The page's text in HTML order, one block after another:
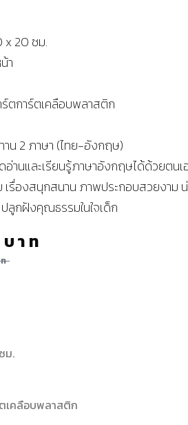
x 20 ซม.
า
ตการ์ตเคลือบพลาสติก
าน 2 ภาษา (ไทย-อังกฤษ)
อ่านและเรียนรู้ภาษาอังกฤษได้ด้วยตนเ
เรื่องสนุกสนาน ภาพประกอบสวยงาม
ลูกฝังคุณธรรมในใจเด็ก
บาท
ม.
เคลือบพลาสติก